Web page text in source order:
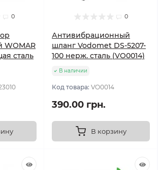
0
WOMAR
сталь
0
Антивибрационный
шланг Vodomet DS-5207-
100 нерж. сталь (VO0014)
В наличии
Код товара: VO0014
390.00 грн.
В корзину